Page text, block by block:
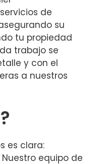
de
su
tu propiedad
trabajo se
y con el
a nuestros
es clara:
equipo de